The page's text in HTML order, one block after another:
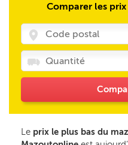
Comparer les
Le prix le plus bas du